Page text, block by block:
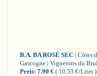
B.A. BA ROSÉ SEC | Côtes
Gascogne | Vignerons du
Preis: 7.90 € ( 10.53 €/Liter )